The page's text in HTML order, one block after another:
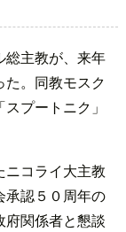
総主教が、来年
た。同教モスク
プートニク」
ニコライ大主教
承認５０周年の
関係者と懇談